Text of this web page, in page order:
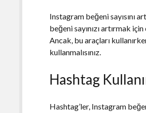
Instagram beğeni sayısını
beğeni sayınızı artırmak
Ancak, bu araçları
kullanmalısınız.
Hashtag
Hashtag’ler, Instagram